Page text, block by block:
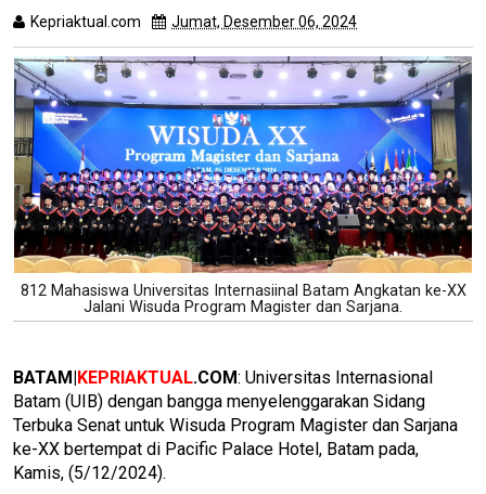
Kepriaktual.com Jumat, Desember 06, 2024
812 Mahasiswa Universitas Internasiinal Batam Angkatan ke-XX
Jalani Wisuda Program Magister dan Sarjana.
BATAM|KEPRIAKTUAL.COM: Universitas Internasional
Batam (UIB) dengan bangga menyelenggarakan Sidang
Terbuka Senat untuk Wisuda Program Magister dan Sarjana
ke-XX bertempat di Pacific Palace Hotel, Batam pada,
Kamis, (5/12/2024).